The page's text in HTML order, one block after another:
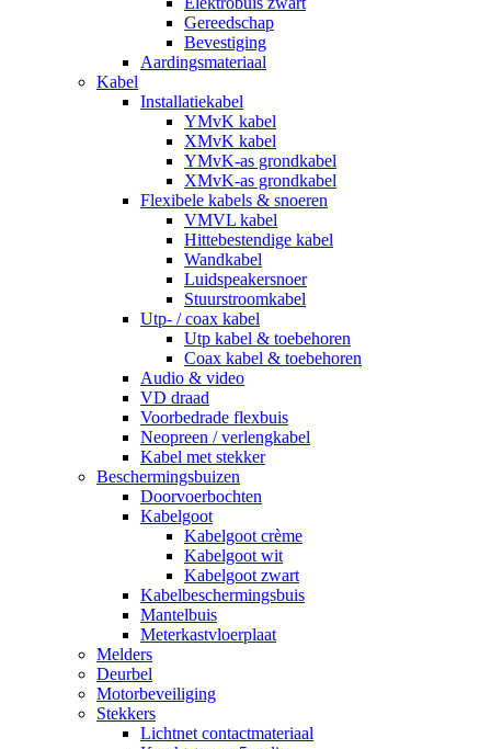
Gereedschap
Bevestiging
Aardingsmateriaal
Kabel
Installatiekabel
YMvK kabel
XMvK kabel
YMvK-as grondkabel
XMvK-as grondkabel
Flexibele kabels & snoeren
VMVL kabel
Hittebestendige kabel
Wandkabel
Luidspeakersnoer
Stuurstroomkabel
Utp- / coax kabel
Utp kabel & toebehoren
Coax kabel & toebehoren
Audio & video
VD draad
Voorbedrade flexbuis
Neopreen / verlengkabel
Kabel met stekker
Beschermingsbuizen
Doorvoerbochten
Kabelgoot
Kabelgoot crème
Kabelgoot wit
Kabelgoot zwart
Kabelbeschermingsbuis
Mantelbuis
Meterkastvloerplaat
Melders
Deurbel
Motorbeveiliging
Stekkers
Lichtnet contactmateriaal